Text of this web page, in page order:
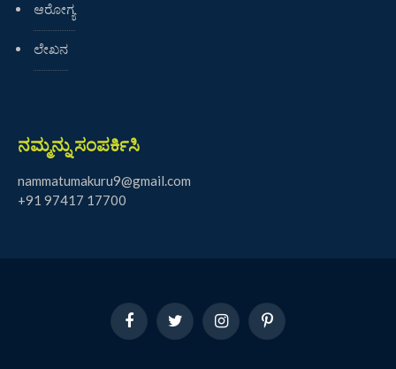
ಆರೋಗ್ಯ
ಲೇಖನ
ನಮ್ಮನ್ನು ಸಂಪರ್ಕಿಸಿ
nammatumakuru9@gmail.com
+91 97417 17700
FacebookTwitter InstagramPinterest